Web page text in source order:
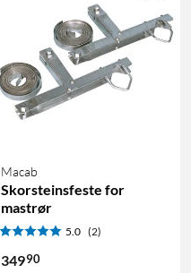
Macab
Skorsteinsfeste for
mastrør
5.0 (2)
34990